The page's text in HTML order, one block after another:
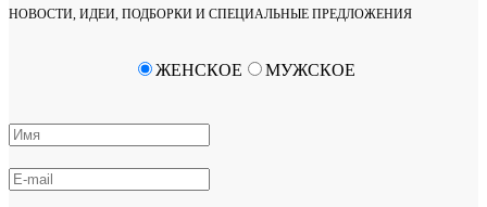
НОВОСТИ, ИДЕИ, ПОДБОРКИ И СПЕЦИАЛЬНЫЕ ПРЕДЛОЖЕНИЯ
ЖЕНСКОЕ МУЖСКОЕ